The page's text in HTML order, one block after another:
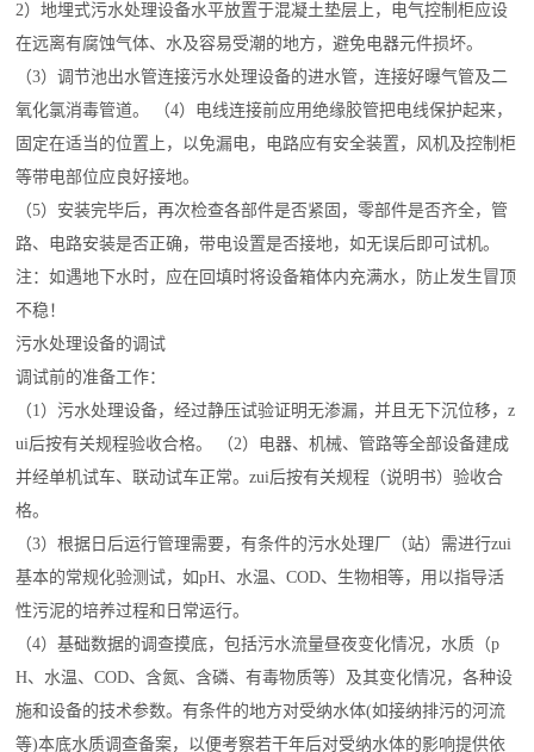
2）地埋式污水处理设备水平放置于混凝土垫层上，电气控制柜应设
在远离有腐蚀气体、水及容易受潮的地方，避免电器元件损坏。
（3）调节池出水管连接污水处理设备的进水管，连接好曝气管及二
氧化氯消毒管道。 （4）电线连接前应用绝缘胶管把电线保护起来，
固定在适当的位置上，以免漏电，电路应有安全装置，风机及控制柜
等带电部位应良好接地。
（5）安装完毕后，再次检查各部件是否紧固，零部件是否齐全，管
路、电路安装是否正确，带电设置是否接地，如无误后即可试机。
注：如遇地下水时，应在回填时将设备箱体内充满水，防止发生冒顶
不稳！
污水处理设备的调试
调试前的准备工作：
（1）污水处理设备，经过静压试验证明无渗漏，并且无下沉位移，z
ui后按有关规程验收合格。 （2）电器、机械、管路等全部设备建成
并经单机试车、联动试车正常。zui后按有关规程（说明书）验收合
格。
（3）根据日后运行管理需要，有条件的污水处理厂（站）需进行zui
基本的常规化验测试，如pH、水温、COD、生物相等，用以指导活
性污泥的培养过程和日常运行。
（4）基础数据的调查摸底，包括污水流量昼夜变化情况，水质（p
H、水温、COD、含氮、含磷、有毒物质等）及其变化情况，各种设
施和设备的技术参数。有条件的地方对受纳水体(如接纳排污的河流
等)本底水质调查备案，以便考察若干年后对受纳水体的影响提供依